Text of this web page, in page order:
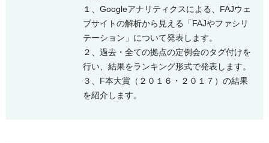
１、Googleアナリティクスによる、FAJウェ
ブサイトの解析から見える「FAJやファシリ
テーション」について発表します。
２、過去・全ての拠点の定例会のタグ付けを
行い、結果をランキング形式で発表します。
３、F本大賞（２０１６・２０１７）の結果
を紹介します。